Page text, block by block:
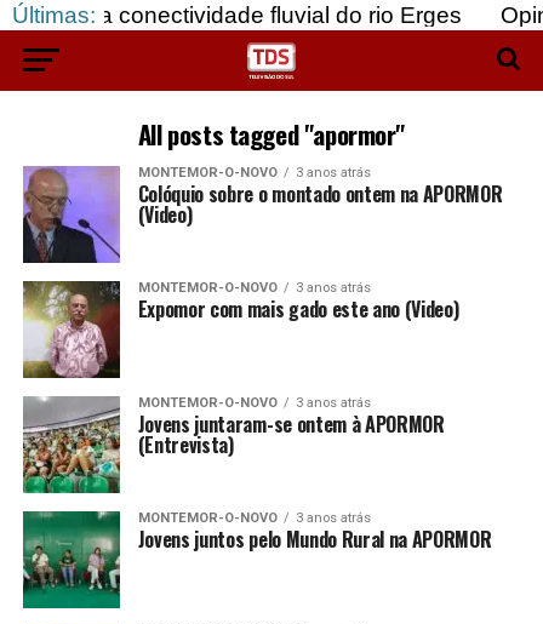
Últimas:
da conectividade fluvial do rio Erges Opinião:
All posts tagged "apormor"
MONTEMOR-O-NOVO 3 anos atrás
Colóquio sobre o montado ontem na APORMOR
(Video)
MONTEMOR-O-NOVO 3 anos atrás
Expomor com mais gado este ano (Video)
MONTEMOR-O-NOVO 3 anos atrás
Jovens juntaram-se ontem à APORMOR
(Entrevista)
MONTEMOR-O-NOVO 3 anos atrás
Jovens juntos pelo Mundo Rural na APORMOR